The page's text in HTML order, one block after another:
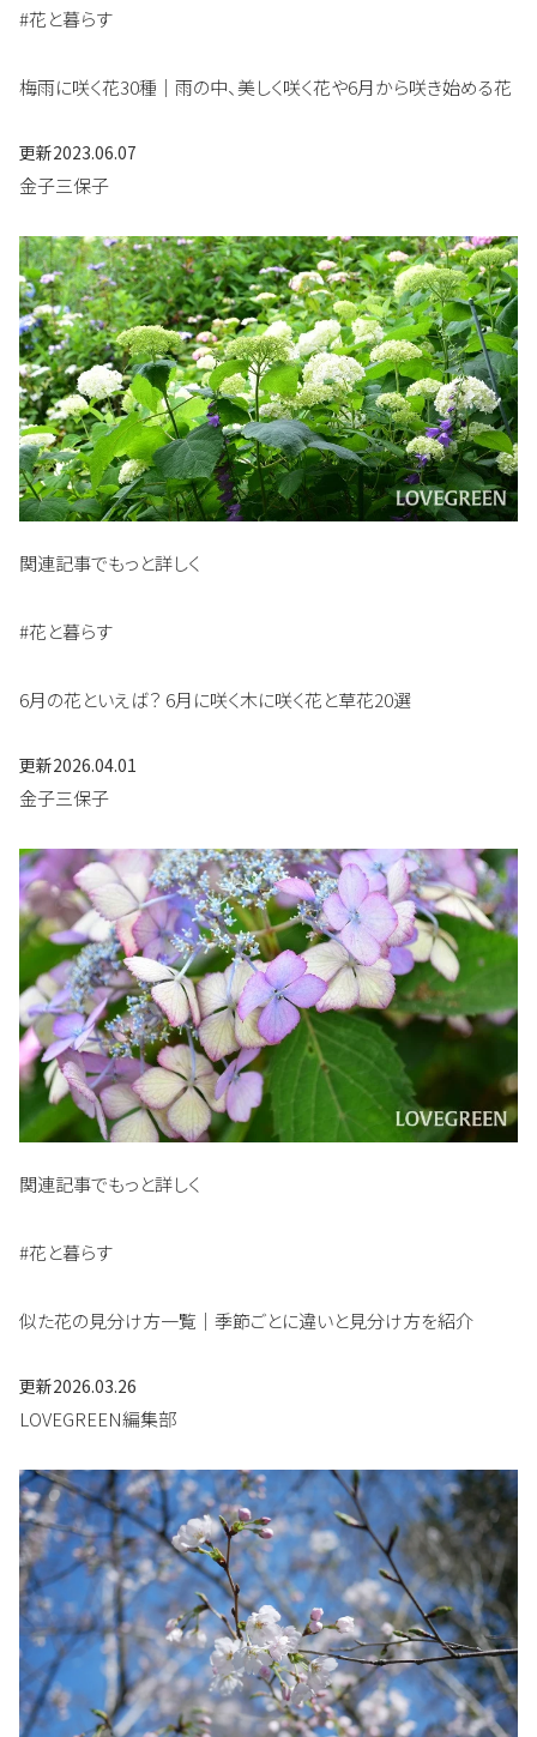
#花と暮らす
梅雨に咲く花30種｜雨の中、美しく咲く花や6月から咲き始める花
更新2023.06.07
金子三保子
関連記事でもっと詳しく
#花と暮らす
6月の花といえば？ 6月に咲く木に咲く花と草花20選
更新2026.04.01
金子三保子
関連記事でもっと詳しく
#花と暮らす
似た花の見分け方一覧｜季節ごとに違いと見分け方を紹介
更新2026.03.26
LOVEGREEN編集部